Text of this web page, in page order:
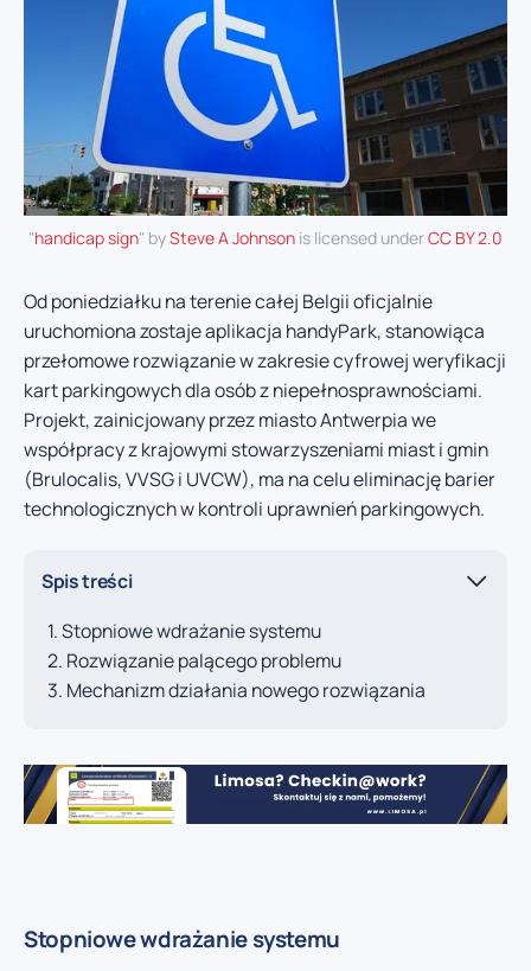
"handicap sign" bySteve A Johnson is licensed underCC BY 2.0
Od poniedziałku na terenie całej Belgii oficjalnie
uruchomiona zostaje aplikacja handyPark, stanowiąca
przełomowe rozwiązanie w zakresie cyfrowej weryfikacji
kart parkingowych dla osób z niepełnosprawnościami.
Projekt, zainicjowany przez miasto Antwerpia we
współpracy z krajowymi stowarzyszeniami miast i gmin
(Brulocalis, VVSG i UVCW), ma na celu eliminację barier
technologicznych w kontroli uprawnień parkingowych.
Spis treści
Stopniowe wdrażanie systemu
Rozwiązanie palącego problemu
Mechanizm działania nowego rozwiązania
Stopniowe wdrażanie systemu